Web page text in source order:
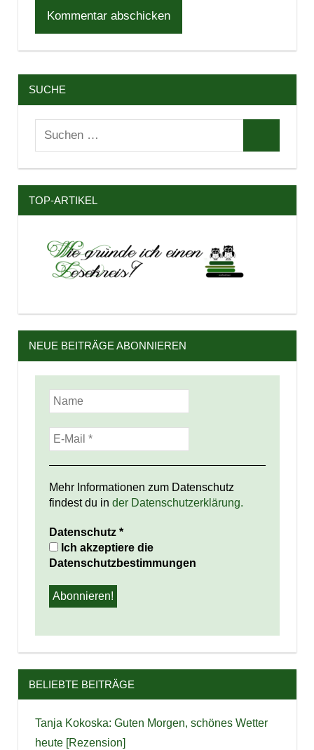
SUCHE
Suchen
TOP-ARTIKEL
NEUE BEITRÄGE ABONNIEREN
Mehr Informationen zum Datenschutz
findest du in der Datenschutzerklärung.
Datenschutz *
Ich akzeptiere die
Datenschutzbestimmungen
BELIEBTE BEITRÄGE
Tanja Kokoska: Guten Morgen, schönes Wetter
heute [Rezension]